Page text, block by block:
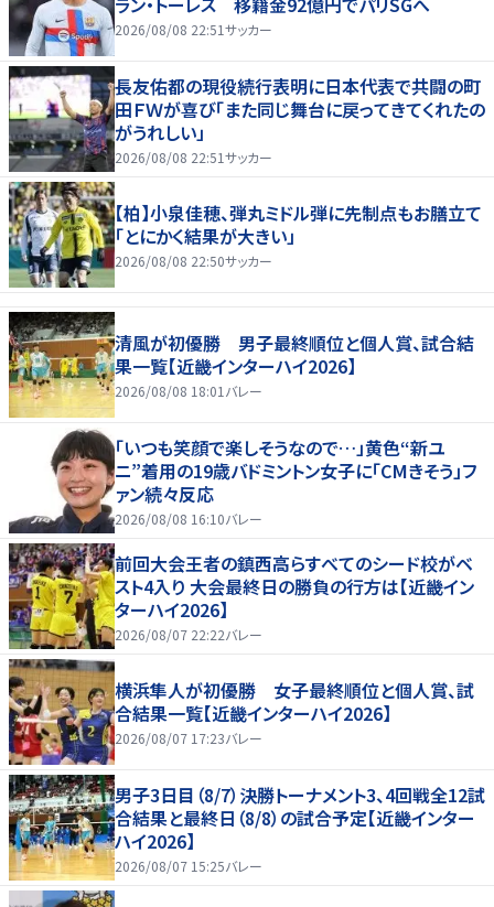
2026/08/08 22:51サッカー
長友佑都の現役続行表明に日本代表で共闘の町
田ＦＷが喜び「また同じ舞台に戻ってきてくれたの
がうれしい」
2026/08/08 22:51サッカー
【柏】小泉佳穂、弾丸ミドル弾に先制点もお膳立て
「とにかく結果が大きい」
2026/08/08 22:50サッカー
清風が初優勝 男子最終順位と個人賞、試合結
果一覧【近畿インターハイ2026】
2026/08/08 18:01 バレー
「いつも笑顔で楽しそうなので…」黄色“新ユ
ニ”着用の19歳バドミントン女子に「CMきそう」フ
ァン続々反応
2026/08/08 16:10バレー
前回大会王者の鎮西高らすべてのシード校がベ
スト4入り 大会最終日の勝負の行方は【近畿イン
ターハイ2026】
2026/08/07 22:22バレー
横浜隼人が初優勝 女子最終順位と個人賞、試
合結果一覧【近畿インターハイ2026】
2026/08/07 17:23バレー
男子3日目（8/7）決勝トーナメント3、4回戦全12試
合結果と最終日（8/8）の試合予定【近畿インター
ハイ2026】
2026/08/07 15:25バレー